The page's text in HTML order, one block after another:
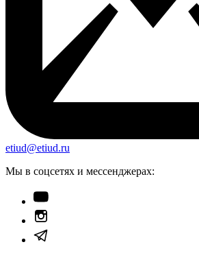
etiud@etiud.ru
Мы в соцсетях и мессенджерах: